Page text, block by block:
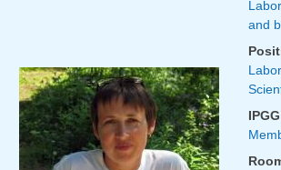
and